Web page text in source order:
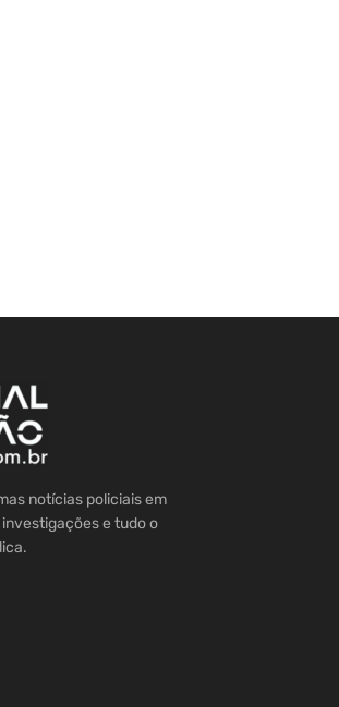
notícias policiais em
e tudo o